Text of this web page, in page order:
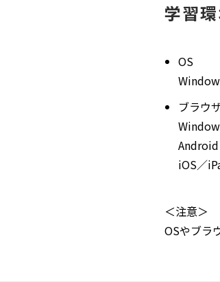
学習
OS
ブラウ
iOS／
＜注意＞
OSやブラ